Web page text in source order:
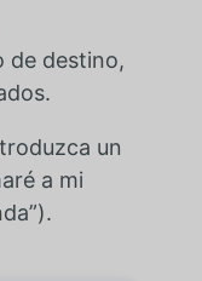
de destino,
un
a mi